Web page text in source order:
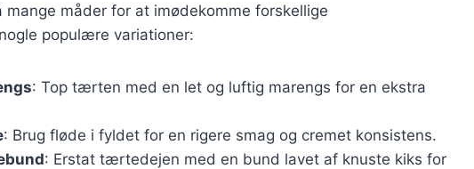
måder for at imødekomme forskellige
populære variationer:
: Top tærten med en let og luftig marengs for en ekstra
: Brug fløde i fyldet for en rigere smag og cremet konsistens.
: Erstat tærtedejen med en bund lavet af knuste kiks for